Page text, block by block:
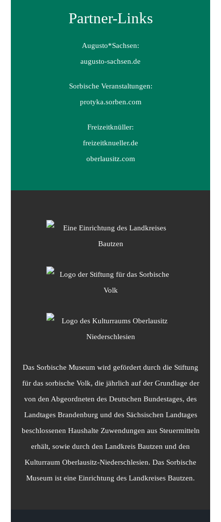
Partner-Links
Augusto*Sachsen:
augusto-sachsen.de
Sorbische Veranstaltungen:
protyka.sorben.com
Freizeitknüller:
freizeitknueller.de
oberlausitz.com
Das Sorbische Museum wird gefördert durch die Stiftung
für das sorbische Volk, die jährlich auf der Grundlage der
von den Abgeordneten des Deutschen Bundestages, des
Landtages Brandenburg und des Sächsischen Landtages
beschlossenen Haushalte Zuwendungen aus Steuermitteln
erhält, sowie durch den Landkreis Bautzen und den
Kulturraum Oberlausitz-Niederschlesien. Das Sorbische
Museum ist eine Einrichtung des Landkreises Bautzen.